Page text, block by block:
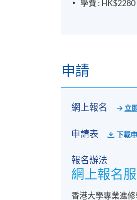
學費 : HK$2280
申請
網上報名 立
申請表 下載
報名辦法
網上報名
香港大學專業進